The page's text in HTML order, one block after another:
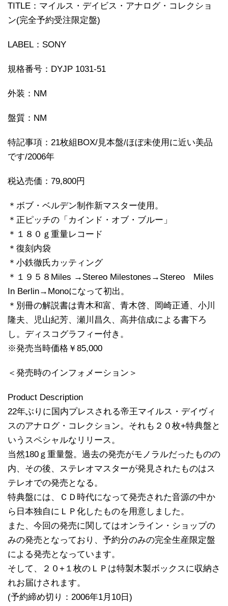
TITLE：マイルス・デイビス・アナログ・コレクショ
ン(完全予約受注限定盤)
LABEL：SONY
規格番号：DYJP 1031-51
外装：NM
盤質：NM
特記事項：21枚組BOX/見本盤/ほぼ未使用に近い美品
です/2006年
税込売価：79,800円
＊ボブ・ベルデン制作新マスター使用。
＊正ピッチの「カインド・オブ・ブルー」
＊１８０ｇ重量レコード
＊復刻内袋
＊小鉄徹氏カッティング
＊１９５８Miles →Stereo Milestones→Stereo Miles
In Berlin→Monoになって初出。
＊別冊の解説書は青木和富、青木啓、岡崎正通、小川
隆夫、児山紀芳、瀬川昌久、高井信成による書下ろ
し。ディスコグラフィー付き。
※発売当時価格￥85,000
＜発売時のインフォメーション＞
Product Description
22年ぶりに国内プレスされる帝王マイルス・デイヴィ
スのアナログ・コレクション。それも２０枚+特典盤と
いうスペシャルなリリース。
当然180ｇ重量盤。過去の発売がモノラルだったものの
内、その後、ステレオマスターが発見されたものはス
テレオでの発売となる。
特典盤には、ＣＤ時代になって発売された音源の中か
ら日本独自にＬＰ化したものを用意しました。
また、今回の発売に関してはオンライン・ショップの
みの発売となっており、予約分のみの完全生産限定盤
による発売となっています。
そして、２０+１枚のＬＰは特製木製ボックスに収納さ
れお届けされます。
(予約締め切り：2006年1月10日)